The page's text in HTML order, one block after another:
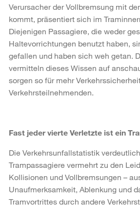
Verursacher der Vollbremsung mit
kommt, präsentiert sich im
Diejenigen Passagiere, die weder
Haltevorrichtungen benutzt haben,
gefallen und haben sich weh getan.
vermitteln dieses Wissen auf
sorgen so für mehr
Verkehrsteilnehmenden.
Fast jeder vierte Verletzte ist ein
Die Verkehrsunfallstatistik
Trampassagiere vermehrt zu den
Kollisionen und Vollbremsungen –
Unaufmerksamkeit, Ablenkung und
Tramvortrittes durch andere